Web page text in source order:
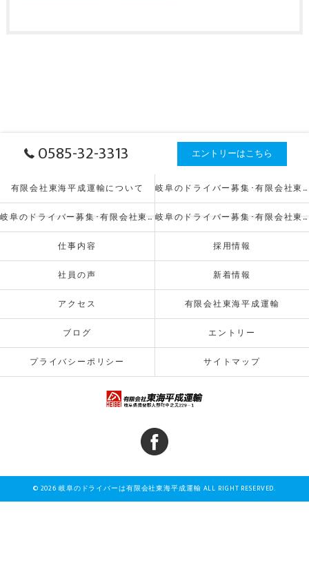
0585-32-3313 エントリーはこちら
有限会社東海平成運輸について 岐阜のドライバー募集･有限会社東海平成運輸の口コミ情報
岐阜のドライバー募集･有限会社東海平成運輸の評判 岐阜のドライバー募集･有限会社東海平成運輸のお客様の声
仕事内容 採用情報
社員の声 新着情報
アクセス 有限会社東海平成運輸
ブログ エントリー
プライバシーポリシー サイトマップ
© 2026 岐阜のドライバーは有限会社東海平成運輸 ALL RIGHT RESERVED.